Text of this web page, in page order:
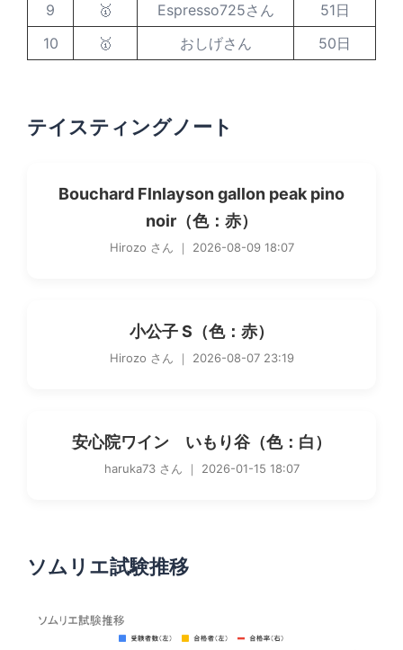
9
🥇 Espresso725さん
51日
10
🥇 おしげさん 50日
テイスティングノート
Bouchard Flnlayson gallon peak pino
noir（色：赤）
Hirozo さん ｜ 2026-08-09 18:07
小公子 S（色：赤）
Hirozo さん ｜ 2026-08-07 23:19
安心院ワイン いもり谷（色：白）
haruka73 さん ｜ 2026-01-15 18:07
ソムリエ試験推移